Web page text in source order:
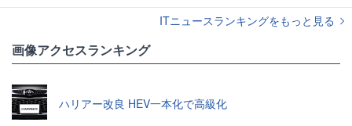
ITニュースランキングをもっと見る
画像アクセスランキング
ハリアー改良 HEV一本化で高級化